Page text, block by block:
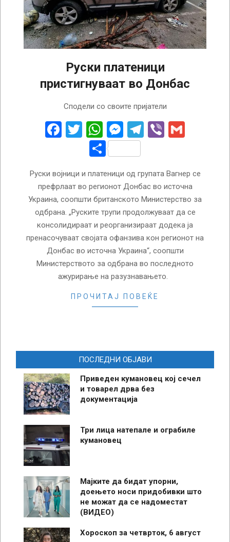
Руски платеници
пристигнуваат во Донбас
Сподели со своите пријатели
Facebook
Twitter
WhatsApp
Messenger
Telegram
Viber
Share
Руски војници и платеници од групата Вагнер се
префрлаат во регионот Донбас во источна
Украина, соопшти британското Министерство за
одбрана. „Руските трупи продолжуваат да се
консолидираат и реорганизираат додека ја
пренасочуваат својата офанзива кон регионот на
Донбас во источна Украина“, соопшти
Министерството за одбрана во последното
ажурирање на разузнавањето.
ПРОЧИТАЈ ПОВЕЌЕ
ПОСЛЕДНИ ОБЈАВИ
Приведен кумановец кој сечел
и товарел дрва без
документација
Три лица натепале и ограбиле
кумановец
Мајките да бидат упорни,
доењето носи придобивки што
не можат да се надоместат
(ВИДЕО)
Хороскоп за четврток, 6 август